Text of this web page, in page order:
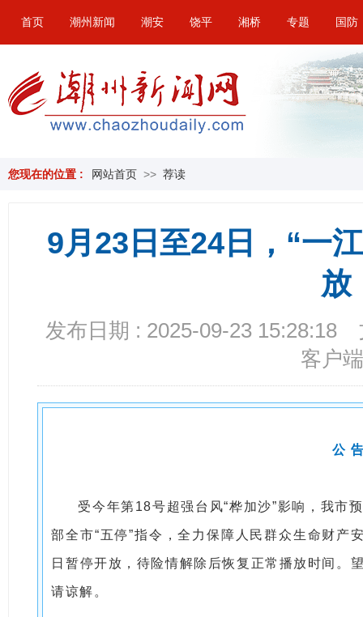
首页 潮州新闻 潮安 饶平 湘桥 专题 国防
您现在的位置 : 网站首页 >> 荐读
9月23日至24日，“一
放
发布日期 : 2025-09-23 15:28:18
客户端
公
受今年第18号超强台风“桦加沙”影响，我市
部全市“五停”指令，全力保障人民群众生命财产
日暂停开放，待险情解除后恢复正常播放时间。
请谅解。